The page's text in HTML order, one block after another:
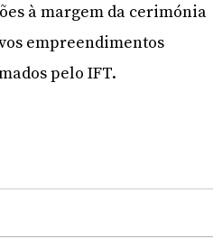
à margem da cerimónia
empreendimentos
pelo IFT.